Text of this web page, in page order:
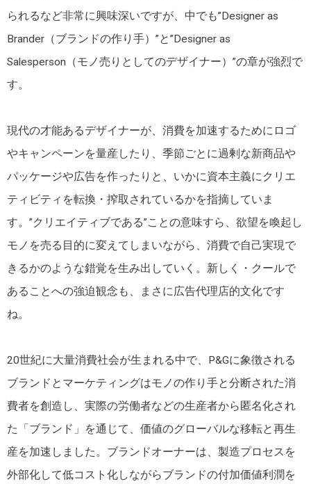
られるなど非常に興味深いですが、中でも”Designer as
Brander（ブランドの作り手）”と”Designer as
Salesperson（モノ売りとしてのデザイナー）”の章が強烈で
す。
現代の才能あるデザイナーが、消費を加速するためにロゴ
やキャンペーンを量産したり、季節ごとに過剰な新商品や
パッケージや広告を作ったりと、いかに資本主義にクリエ
ティビティを転換・搾取されているかを指摘していま
す。”クリエイティブである”ことの意味すら、欲望を喚起し
モノを売る目的に変えてしまいながら、消費で自己実現で
きるかのような錯覚を生み出していく。新しく・クールで
あることへの強迫観念も、まさに広告代理店的文化です
ね。
20世紀に大量消費社会が生まれる中で、P&Gに象徴される
ブランドとマーケティングはモノの作り手と分断された消
費者を創造し、実際の労働者などの生産者から匿名化され
た「ブランド」を通じて、価値のグローバルな移転と再生
産を加速しました。ブランドオーナーは、製造プロセスを
外部化して低コスト化しながらブランドの付加価値利潤を